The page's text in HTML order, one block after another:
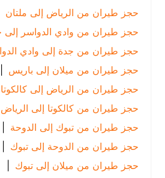
حجز طيران من الرياض إلى ملتان |
حجز طيران من وادي الدواسر إلى جدة
حجز طيران من جدة إلى وادي الدواسر |
حجز طيران من ميلان إلى باريس
|
حجز طيران من الرياض إلى كالكوتا |
حجز طيران من كالكوتا إلى الرياض
|
حجز طيران من تبوك إلى الدوحة |
حجز طيران من الدوحة إلى تبوك
|
حجز طيران من ميلان إلى تبوك
|